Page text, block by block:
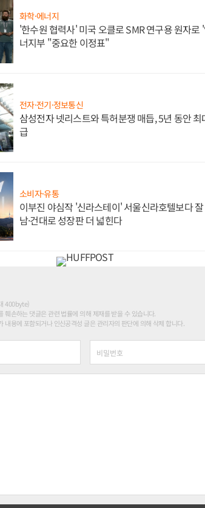
화학·에너지
'한수원 협력사' 미국 오클로 SMR 연구용 원자로
너지부 "중요한 이정표"
전자·전기·정보통신
삼성전자 넷리스트와 특허분쟁 매듭, 5년 동안
급
소비자·유통
이부진 야심작 '신라스테이' 서울신라호텔보다 잘
남·건대로 성장판 더 넓힌다
400byte)
훼손하는 댓글은 관련 법률에 의해 제재를 받을 수 있습니다.
내용에 포함되거나 인신공격성 글은 관리자의 판단에 의해 삭제 합니다.